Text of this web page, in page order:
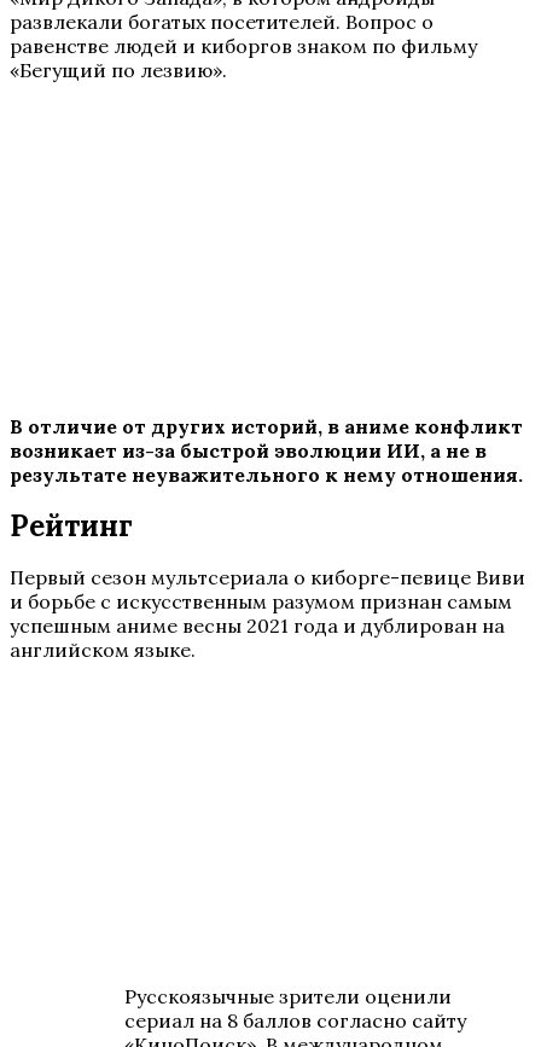
развлекали богатых посетителей. Вопрос о
равенстве людей и киборгов знаком по фильму
«Бегущий по лезвию».
В отличие от других историй, в аниме конфликт
возникает из-за быстрой эволюции ИИ, а не в
результате неуважительного к нему отношения.
Рейтинг
Первый сезон мультсериала о киборге-певице Виви
и борьбе с искусственным разумом признан самым
успешным аниме весны 2021 года и дублирован на
английском языке.
Русскоязычные зрители оценили
сериал на 8 баллов согласно сайту